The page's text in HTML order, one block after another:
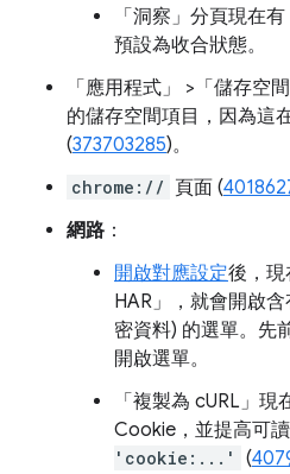
「洞察」 分頁現在有
預設為收合狀態。
「應用程式」
>「儲存空間
的儲存空間項目，因為這
(373703285)。
chrome:// 頁面 (
網路 ：
開啟對應設定後，現
HAR」
，就會開啟
密資料) 的選單。先
開啟選單。
「複製為 cURL」 現
Cookie，並提高可
'cookie:...'
(